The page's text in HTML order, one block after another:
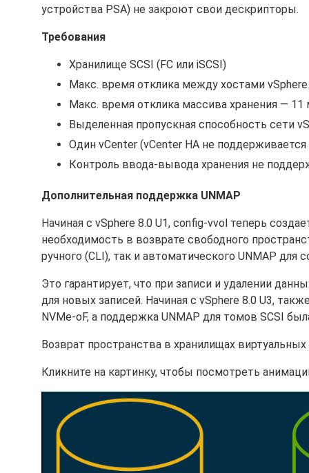
устройства PSA) не закроют свои дескрипторы.
Требования
Хранилище SCSI (FC или iSCSI)
Макс. время отклика между хостами
Макс. время отклика массива хранения — 11
Выделенная пропускная способность сети
Один vCenter (vCenter HA не поддерживается
Контроль ввода-вывода хранения не
Дополнительная поддержка UNMAP
Начиная с vSphere 8.0 U1, config-vvol теперь
необходимость в возврате свободного
ручного (CLI), так и автоматического UNMAP для
Это гарантирует, что при записи и удалении
для новых записей. Начиная с vSphere 8.0 U3,
NVMe-oF, а поддержка UNMAP для томов SCSI
Возврат пространства в хранилищах
Кликните на картинку, чтобы посмотреть